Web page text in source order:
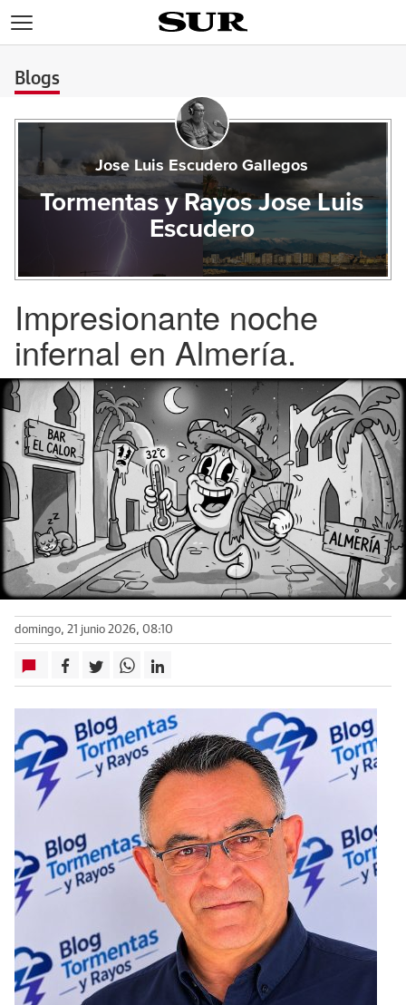
Blogs
Jose Luis Escudero Gallegos
Tormentas y Rayos Jose Luis
Escudero
Impresionante noche
infernal en Almería.
domingo, 21 junio 2026, 08:10